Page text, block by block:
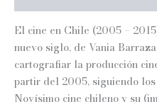
El cine en Chile (2005 –
nuevo siglo, de Vania
cartografiar la producción
partir del 2005, siguiendo
Novísimo cine chileno y su